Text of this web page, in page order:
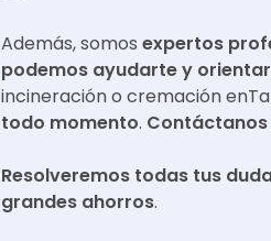
Además, somos expertos
podemos ayudarte y
incineración o cremación en
todo momento.
Resolveremos todas tus
grandes ahorros.